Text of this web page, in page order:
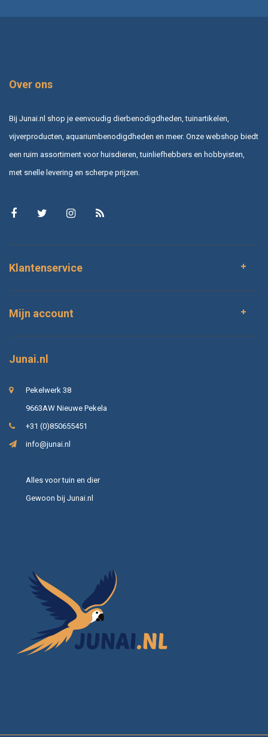
Over ons
Bij Junai.nl shop je eenvoudig dierbenodigdheden, tuinartikelen,
vijverproducten, aquariumbenodigdheden en meer. Onze webshop biedt
een ruim assortiment voor huisdieren, tuinliefhebbers en hobbyisten,
met snelle levering en scherpe prijzen.
Klantenservice
Mijn account
Junai.nl
Pekelwerk 38
9663AW Nieuwe Pekela
+31 (0)850655451
info@junai.nl
Alles voor tuin en dier
Gewoon bij Junai.nl